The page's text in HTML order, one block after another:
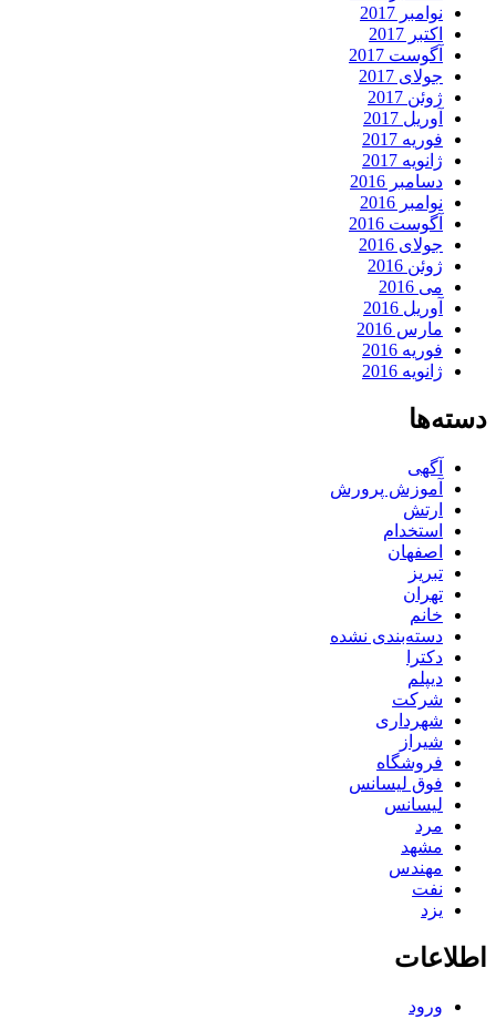
نوامبر 2017
اکتبر 2017
آگوست 2017
جولای 2017
ژوئن 2017
آوریل 2017
فوریه 2017
ژانویه 2017
دسامبر 2016
نوامبر 2016
آگوست 2016
جولای 2016
ژوئن 2016
می 2016
آوریل 2016
مارس 2016
فوریه 2016
ژانویه 2016
دسته‌ها
آگهی
آموزش پرورش
ارتش
استخدام
اصفهان
تبریز
تهران
خانم
دسته‌بندی نشده
دکترا
دیپلم
شرکت
شهرداری
شیراز
فروشگاه
فوق لیسانس
لیسانس
مرد
مشهد
مهندس
نفت
یزد
اطلاعات
ورود